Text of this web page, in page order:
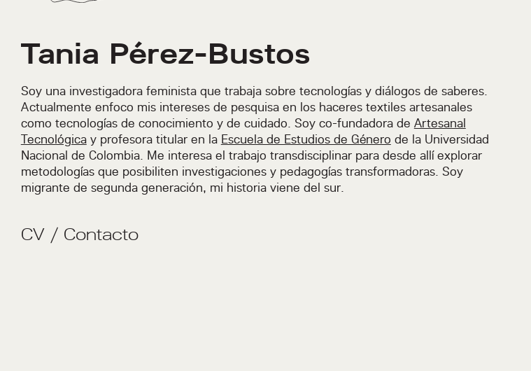
Tania Pérez-Bustos
Soy una investigadora feminista que trabaja sobre tecnologías y diálogos de saberes.
Actualmente enfoco mis intereses de pesquisa en los haceres textiles artesanales
como tecnologías de conocimiento y de cuidado. Soy co-fundadora de Artesanal
Tecnológicay profesora titular en la Escuela de Estudios de Género de la Universidad
Nacional de Colombia. Me interesa el trabajo transdisciplinar para desde allí explorar
metodologías que posibiliten investigaciones y pedagogías transformadoras. Soy
migrante de segunda generación, mi historia viene del sur.
CV / Contacto